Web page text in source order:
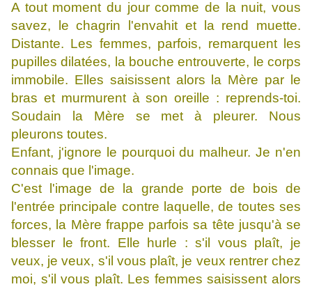
A tout moment du jour comme de la nuit, vous
savez, le chagrin l'envahit et la rend muette.
Distante. Les femmes, parfois, remarquent les
pupilles dilatées, la bouche entrouverte, le corps
immobile. Elles saisissent alors la Mère par le
bras et murmurent à son oreille : reprends-toi.
Soudain la Mère se met à pleurer. Nous
pleurons toutes.
Enfant, j'ignore le pourquoi du malheur. Je n'en
connais que l'image.
C'est l'image de la grande porte de bois de
l'entrée principale contre laquelle, de toutes ses
forces, la Mère frappe parfois sa tête jusqu'à se
blesser le front. Elle hurle : s'il vous plaît, je
veux, je veux, s'il vous plaît, je veux rentrer chez
moi, s'il vous plaît. Les femmes saisissent alors